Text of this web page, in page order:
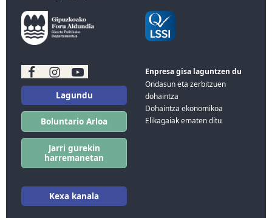
Lagundu
Boluntario Arloa
Jarri gurekin
harremanetan
Kexa kanala
Enpresa gisa laguntzen du
Ondasun eta zerbitzuen
dohaintza
Dohaintza ekonomikoa
Elikagaiak ematen ditu